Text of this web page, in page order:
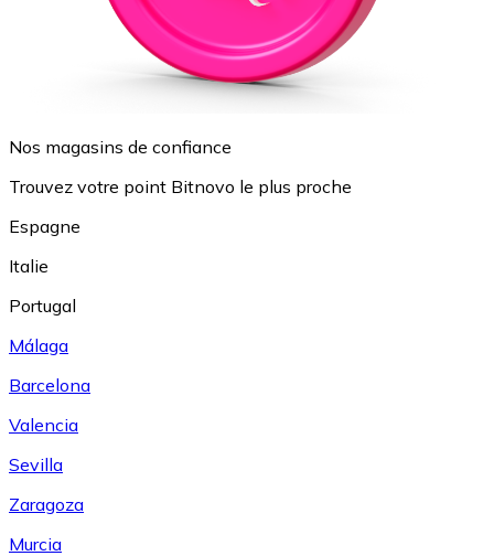
Nos magasins de confiance
Trouvez votre point Bitnovo le plus proche
Espagne
Italie
Portugal
Málaga
Barcelona
Valencia
Sevilla
Zaragoza
Murcia